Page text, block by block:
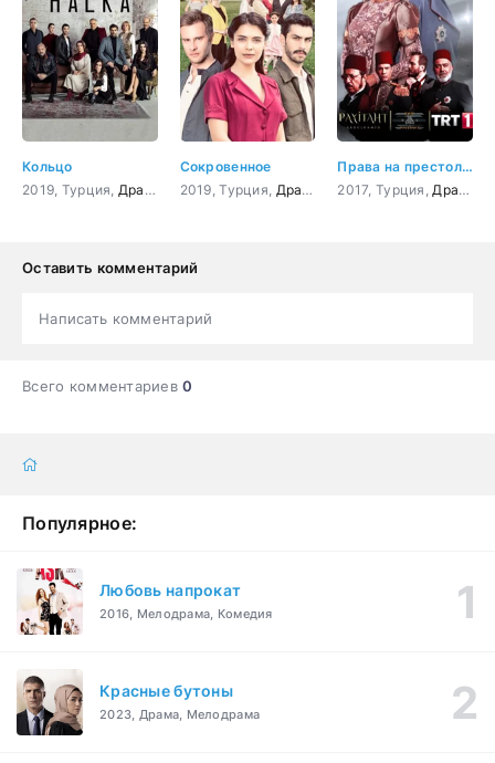
Кольцо
2019, Турция, Драма криминал,Боевик,Детектив
Сокровенное
2019, Турция, Драма
Права на престол Абдулхамид
2017, Турция, Драма
Оставить комментарий
Написать комментарий
Всего комментариев0
Популярное:
Любовь напрокат
2016, Мелодрама, Комедия
Красные бутоны
2023, Драма, Мелодрама